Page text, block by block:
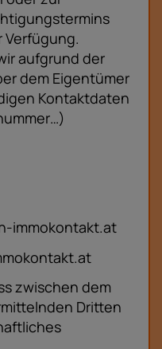
Verfügung.
aufgrund der
dem Eigentümer
Kontaktdaten
immokontakt.at
zwischen dem
Dritten